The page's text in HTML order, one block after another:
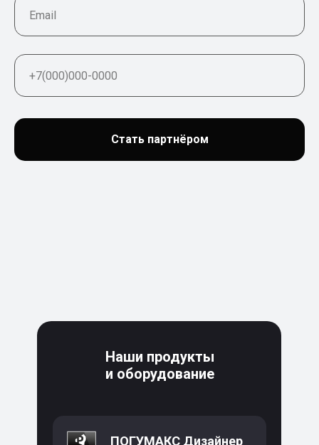
Стать партнёром
Наши продукты
и оборудование
ПОГУМАКС Дизайнер